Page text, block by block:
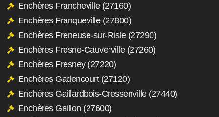
Enchères Francheville (27160)
Enchères Franqueville (27800)
Enchères Freneuse-sur-Risle (27290)
Enchères Fresne-Cauverville (27260)
Enchères Fresney (27220)
Enchères Gadencourt (27120)
Enchères Gaillardbois-Cressenville (27440)
Enchères Gaillon (27600)